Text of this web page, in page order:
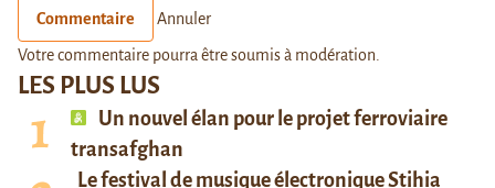
LES PLUS LUS
Un nouvel élan pour le projet ferroviaire
transafghan
Le festival de musique électronique Stihia
Commentaire Annuler
Votre commentaire pourra être soumis à modération.